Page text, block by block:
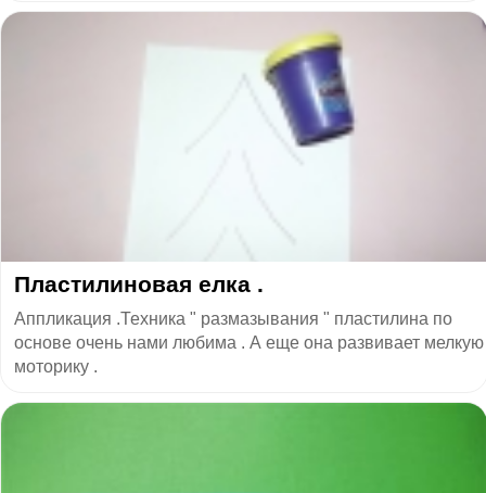
Пластилиновая елка .
Аппликация .Техника " размазывания " пластилина по
основе очень нами любима . А еще она развивает мелкую
моторику .